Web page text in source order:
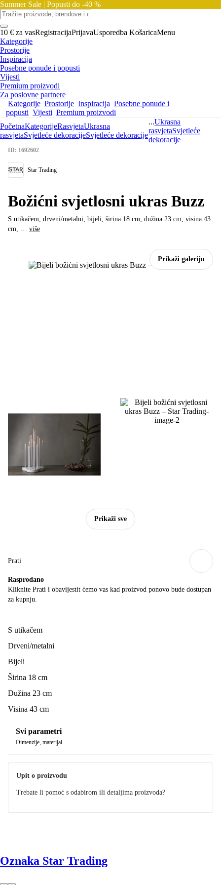
Summer Sale | Popusti do -40 %
10 € za vasRegistracijaPrijavaUsporedba KošaricaMenu
Kategorije
Prostorije
Inspiracija
Posebne ponude i popusti
Vijesti
Premium proizvodi
Za poslovne partnere
Kategorije Prostorije Inspiracija Posebne ponude i
popusti Vijesti Premium proizvodi
PočetnaKategorijeRasvjetaUkrasna
rasvjetaSvjetleće dekoracijeSvjetleće dekoracije
...Ukrasna
rasvjetaSvjetleće
dekoracije
Prikaži galeriju
Prikaži sve
ID: 1692602
Star Trading
Božićni svjetlosni ukras Buzz
S utikačem, drveni/metalni, bijeli, širina 18 cm, dužina 23 cm, visina 43
cm, … više
Prati
Rasprodano
Kliknite Prati i obavijestit ćemo vas kad proizvod ponovo bude dostupan
za kupnju.
S utikačem
Drveni/metalni
Bijeli
Širina 18 cm
Dužina 23 cm
Visina 43 cm
Svi parametri
Dimenzije, materijal...
Upit o proizvodu
Trebate li pomoć s odabirom ili detaljima proizvoda?
Oznaka Star Trading